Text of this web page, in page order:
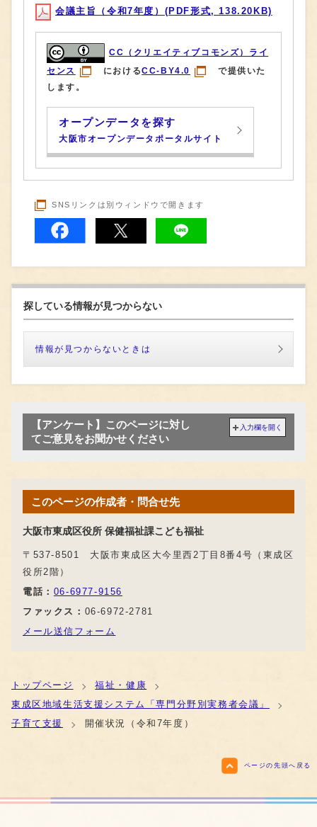
会議主旨（令和7年度）(PDF形式, 138.20KB)
CC（クリエイティブコモンズ）ライ
センス
におけるCC-BY4.0
で提供いた
します。
オープンデータを探す
大阪市オープンデータポータルサイト
SNSリンクは別ウィンドウで開きます
探している情報が見つからない
情報が見つからないときは
【アンケート】このページに対し
てご意見をお聞かせください
入力欄を開く
このページの作成者・問合せ先
大阪市東成区役所 保健福祉課こども福祉
〒537-8501 大阪市東成区大今里西2丁目8番4号（東成区
役所2階）
電話： 06-6977-9156
ファックス： 06-6972-2781
メール送信フォーム
トップページ
福祉・健康
東成区地域生活支援システム「専門分野別実務者会議」
子育て支援
開催状況（令和7年度）
ページの先頭へ戻る